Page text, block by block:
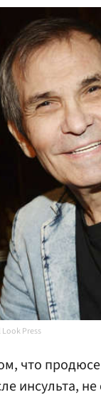
Press
что
инсульта,